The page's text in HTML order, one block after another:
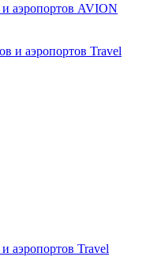
аэропортов AVION
аэропортов Travel